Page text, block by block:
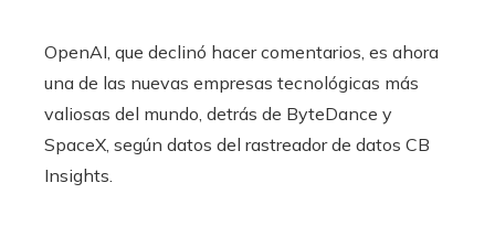
OpenAI, que declinó hacer comentarios, es ahora
una de las nuevas empresas tecnológicas más
valiosas del mundo, detrás de ByteDance y
SpaceX, según datos del rastreador de datos CB
Insights.